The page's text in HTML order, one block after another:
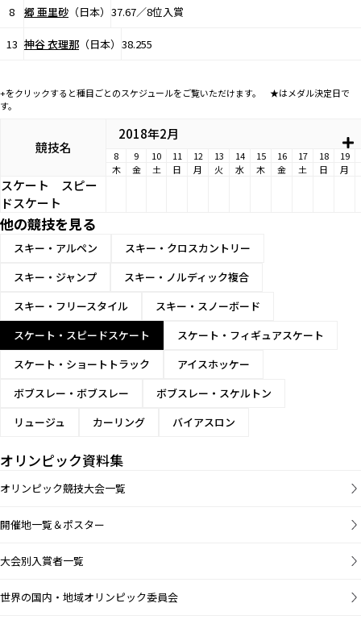
8 郷 亜里砂 （日本） 37.67／8位入賞
13 神谷 衣理那 （日本） 38.255
+をクリックすると種目ごとのスケジュールをご覧いただけます。 ★はメダル決定日で
す。
競技名
2018年2月
8 9 10 11 12 13 14 15 16 17 18 19
木
金 土 日 月 火 水 木 金 土 日 月
スケート スピー
ドスケート
他の競技を見る
スキー・アルペン
スキー・クロスカントリー
スキー・ジャンプ
スキー・ノルディック複合
スキー・フリースタイル
スキー・スノーボード
スケート・スピードスケート
スケート・フィギュアスケート
スケート・ショートトラック
アイスホッケー
ボブスレー・ボブスレー
ボブスレー・スケルトン
リュージュ
カーリング バイアスロン
オリンピック資料集
オリンピック競技大会一覧
開催地一覧＆ポスター
大会別入賞者一覧
世界の国内・地域オリンピック委員会